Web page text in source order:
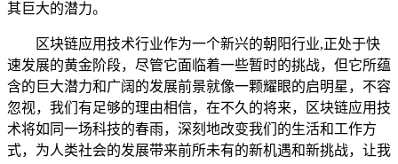
其巨大的潜力。
区块链应用技术行业作为一个新兴的朝阳行业,正处于快
速发展的黄金阶段，尽管它面临着一些暂时的挑战，但它所蕴
含的巨大潜力和广阔的发展前景就像一颗耀眼的启明星，不容
忽视，我们有足够的理由相信，在不久的将来，区块链应用技
术将如同一场科技的春雨，深刻地改变我们的生活和工作方
式，为人类社会的发展带来前所未有的新机遇和新挑战，让我